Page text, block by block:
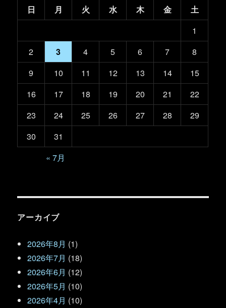
日 月 火 水 木 金
土
1
2
3 4 5 6 7
8
9
10 11 12 13 14
15
16
17 18 19 20 21
22
23
24 25 26 27 28
29
30
31
« 7月
アーカイブ
2026年8月 (1)
2026年7月 (18)
2026年6月 (12)
2026年5月 (10)
2026年4月 (10)